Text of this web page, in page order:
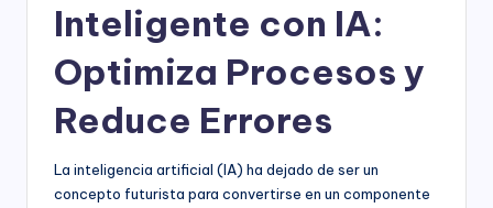
Inteligente con IA:
Optimiza Procesos y
Reduce Errores
La inteligencia artificial (IA) ha dejado de ser un
concepto futurista para convertirse en un componente